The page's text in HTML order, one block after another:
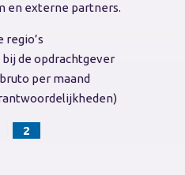
en externe partners.
regio’s
de opdrachtgever
per maand
2